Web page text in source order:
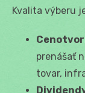
Kvalita výberu
prenášať
tovar,